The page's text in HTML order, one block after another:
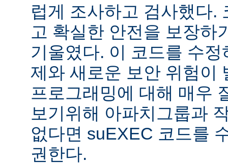
럽게 조사하고 검사했다.
고 확실한 안전을 보장하
기울였다. 이 코드를 수
제와 새로운 보안 위험이
프로그래밍에 대해 매우
보기위해 아파치그룹과
없다면 suEXEC 코드를
권한다.